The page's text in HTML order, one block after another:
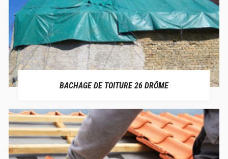
BACHAGE DE TOITURE 26 DRÔME